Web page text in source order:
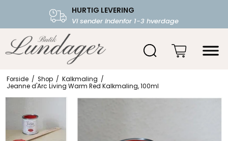
HURTIG LEVERING
Vi sender indenfor 1-3 hverdage
FRI FRAGT OVER 599.-
Starter fra 39,-
Forside / Shop / Kalkmaling /
Jeanne d'Arc Living Warm Red Kalkmaling, 100ml